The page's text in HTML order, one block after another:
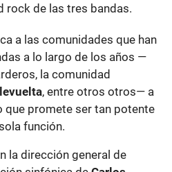
rock de las tres bandas.
a las comunidades que han
a lo largo de los años —
la comunidad
, entre otros otros— a
que promete ser tan potente
función.
la dirección general de